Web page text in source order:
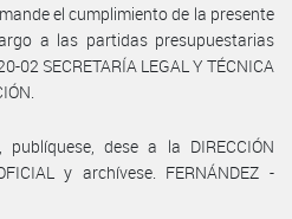
el cumplimiento de la presente
a las partidas presupuestarias
SECRETARÍA LEGAL Y TÉCNICA
publíquese, dese a la DIRECCIÓN
y archívese. FERNÁNDEZ -